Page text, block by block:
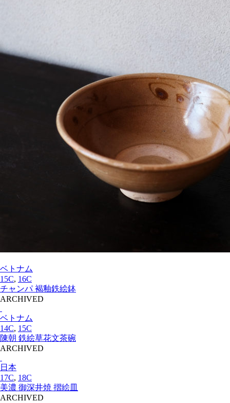
ベトナム
15C, 16C
チャンパ 褐釉鉄絵鉢
ARCHIVED
ベトナム
14C, 15C
陳朝 鉄絵草花文茶碗
ARCHIVED
日本
17C, 18C
美濃 御深井焼 摺絵皿
ARCHIVED